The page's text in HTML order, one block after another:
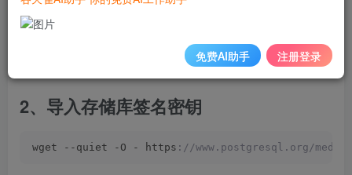
1、创建文件存储库配置
"deb http://apt.postgresql.org/pub/repos/apt
2、导入存储库签名密钥
wget --quiet -O - https ://www.postgresql.org/
免费AI助手 注册登录